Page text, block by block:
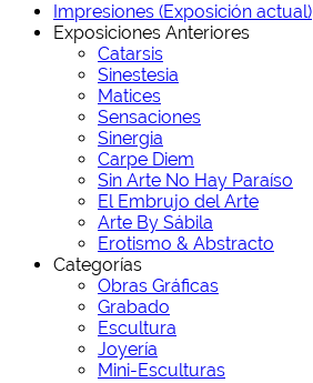
Impresiones (Exposición actual)
Exposiciones Anteriores
Catarsis
Sinestesia
Matices
Sensaciones
Sinergia
Carpe Diem
Sin Arte No Hay Paraíso
El Embrujo del Arte
Arte By Sábila
Erotismo & Abstracto
Categorías
Obras Gráficas
Grabado
Escultura
Joyería
Mini-Esculturas